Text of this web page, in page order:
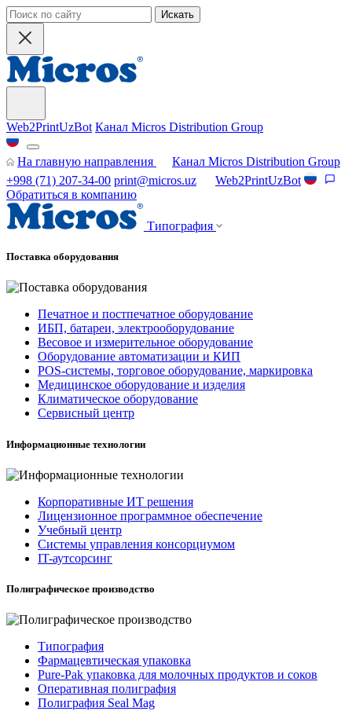
Искать
Web2PrintUzBot Канал Micros Distribution Group
На главную направления
Канал Micros Distribution Group
+998 (71) 207-34-00 print@micros.uz
Web2PrintUzBot
Обратиться в компанию
Типография
Поставка оборудования
Печатное и постпечатное оборудование
ИБП, батареи, электрооборудование
Весовое и измерительное оборудование
Оборудование автоматизации и КИП
POS-системы, торговое оборудование, маркировка
Медицинское оборудование и изделия
Климатическое оборудование
Сервисный центр
Информационные технологии
Корпоративные ИТ решения
Лицензионное программное обеспечение
Учебный центр
Системы управления консорциумом
IT-аутсорсинг
Полиграфическое производство
Типография
Фармацевтическая упаковка
Pure-Pak упаковка для молочных продуктов и соков
Оперативная полиграфия
Полиграфия Seal Mag